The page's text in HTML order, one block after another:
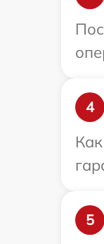
4
5